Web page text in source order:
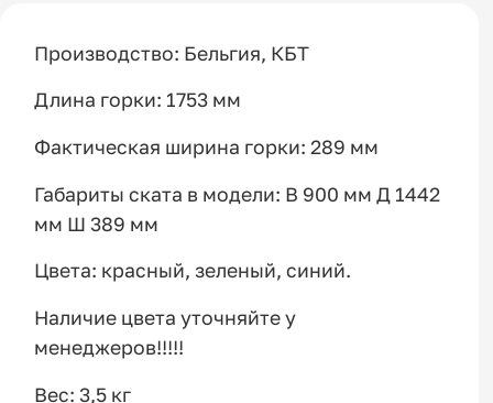
Производство: Бельгия, КБТ
Длина горки: 1753 мм
Фактическая ширина горки: 289 мм
Габариты ската в модели: В 900 мм Д 1442
мм Ш 389 мм
Цвета: красный, зеленый, синий.
Наличие цвета уточняйте у
менеджеров!!!!!
Вес: 3,5 кг